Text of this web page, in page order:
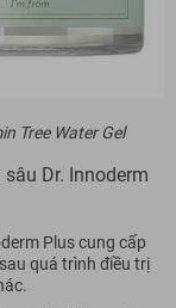
Tree Water Gel
Dr. Innoderm
Plus cung cấp
quá trình điều trị